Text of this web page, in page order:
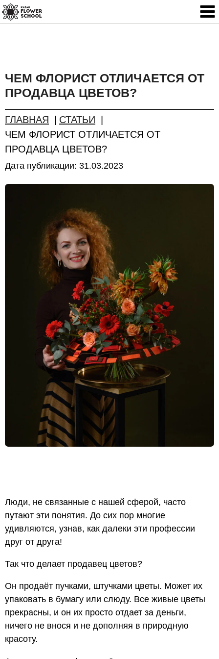
ЧЕМ ФЛОРИСТ ОТЛИЧАЕТСЯ ОТ
ПРОДАВЦА ЦВЕТОВ?
ГЛАВНАЯ
СТАТЬИ
ЧЕМ ФЛОРИСТ ОТЛИЧАЕТСЯ ОТ
ПРОДАВЦА ЦВЕТОВ?
Дата публикации: 31.03.2023
Люди, не связанные с нашей сферой, часто
путают эти понятия. До сих пор многие
удивляются, узнав, как далеки эти профессии
друг от друга!
Так что делает продавец цветов?
Он продаёт пучками, штучками цветы. Может их
упаковать в бумагу или слюду. Все живые цветы
прекрасны, и он их просто отдает за деньги,
ничего не внося и не дополняя в природную
красоту.